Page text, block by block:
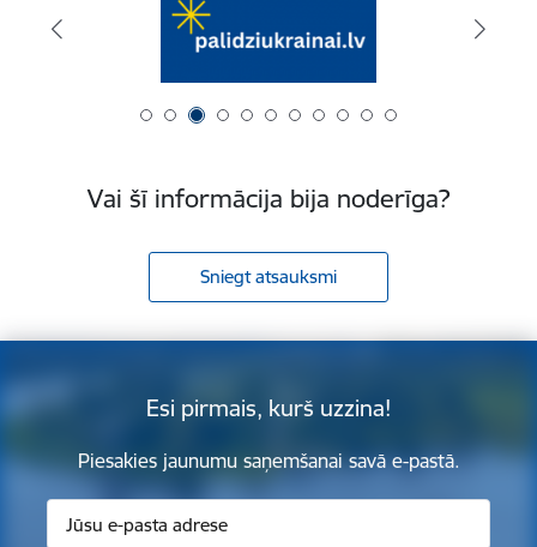
Vai šī informācija bija noderīga?
Sniegt atsauksmi
Esi pirmais, kurš uzzina!
Piesakies jaunumu saņemšanai savā e-pastā.